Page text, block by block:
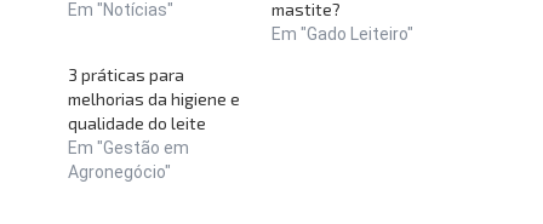
Em "Notícias"
mastite?
Em "Gado Leiteiro"
3 práticas para
melhorias da higiene e
qualidade do leite
Em "Gestão em
Agronegócio"